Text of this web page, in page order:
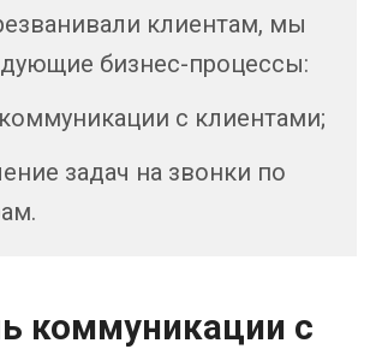
клиентам, мы
бизнес-процессы:
с клиентами;
задач на звонки по
коммуникации с